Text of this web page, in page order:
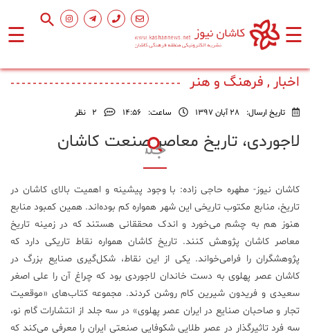
☰ ☰
اصلی
هنر
ورزشی
محیط
زیست
اخبار , فرهنگ و هنر
تاریخ ارسال: 28 آبان 1397 ساعت: ۱۴:۵۶ 2 نظر
لاجوردی، تاریخ معاصر صنعت کاشان
کاشان نیوز- مطهره حاجی زاده: با وجود پیشینه و اهمیت بالای کاشان در
تاریخ، منابع مکتوب تاریخی این شهر همواره کم بوده‌اند. همین کمبود منابع
هنوز هم به چشم می‌خورد و اندک محققانی هستند که در زمینه تاریخ
معاصر کاشان پژوهش کنند. تاریخ کاشان همواره نقاط تاریکی دارد که
پژوهشگران را فرامی‌خواند. یکی از این نقاط، شکل‌گیری صنایع بزرگ در
کاشان عصر پهلوی به دست خاندان لاجوردی بود که چراغ آن را علی اصغر
سعیدی و فریدون شیرین کام روشن کردند. مجموعه کتاب‌های «موقعیت
تجار و صاحبان صنایع در ایران عصر پهلوی» در سه جلد از انتشارات گام نو،
سه فرد تاثیرگذار در عصر طلایی شکوفایی صنعتی ایران را معرفی می‌کند که